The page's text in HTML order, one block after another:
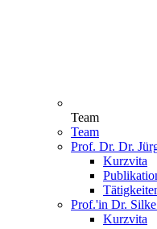
Team
Team
Prof. Dr. Dr.
Kurzvita
Prof.'in Dr.
Kurzvita